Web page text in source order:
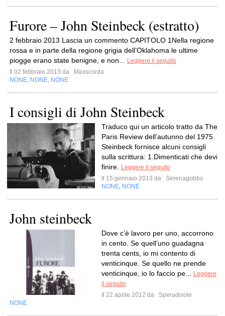
Furore – John Steinbeck (estratto)
2 febbraio 2013 Lascia un commento CAPITOLO 1Nella regione
rossa e in parte della regione grigia dell’Oklahoma le ultime
piogge erano state benigne, e non...
Leggere il seguito
Il 02 febbraio 2013 da
Maxscorda
NONE NONE NONE
I consigli di John Steinbeck
Traduco qui un articolo tratto da The
Paris Review dell’autunno del 1975.
Steinbeck fornisce alcuni consigli
sulla scrittura: 1.Dimenticati che devi
finire.
Leggere il seguito
Il 15 gennaio 2013 da
Serenagobbo
NONE NONE
John steinbeck
Dove c’è lavoro per uno, accorrono
in cento. Se quell’uno guadagna
trenta cents, io mi contento di
venticinque. Se quello ne prende
venticinque, io lo faccio pe...
Leggere
il seguito
Il 22 aprile 2012 da
Speradisole
NONE